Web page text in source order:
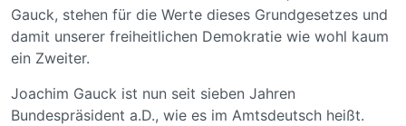
Gauck, stehen für die Werte dieses Grundgesetzes und
damit unserer freiheitlichen Demokratie wie wohl kaum
ein Zweiter.
Joachim Gauck ist nun seit sieben Jahren
Bundespräsident a.D., wie es im Amtsdeutsch heißt.